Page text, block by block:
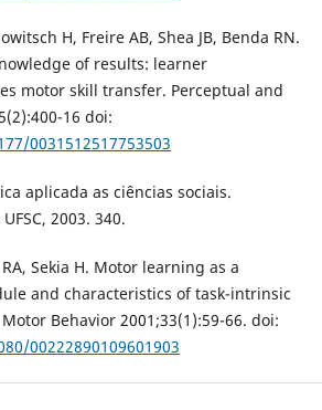
H, Freire AB, Shea JB, Benda RN.
of results: learner
motor skill transfer. Perceptual and
16 doi:
0031512517753503
aplicada as ciências sociais.
2003. 340.
Sekia H. Motor learning as a
and characteristics of task-intrinsic
Behavior 2001;33(1):59-66. doi:
00222890109601903